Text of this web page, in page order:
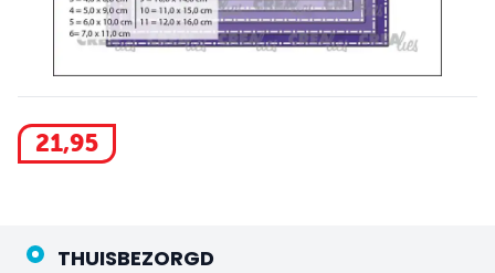
21,95
THUISBEZORGD